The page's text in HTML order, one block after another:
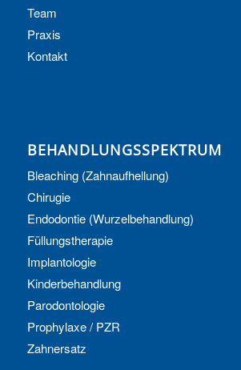
Team
Praxis
Kontakt
BEHANDLUNGSSPEKTRUM
Bleaching (Zahnaufhellung)
Chirugie
Endodontie (Wurzelbehandlung)
Füllungstherapie
Implantologie
Kinderbehandlung
Parodontologie
Prophylaxe / PZR
Zahnersatz